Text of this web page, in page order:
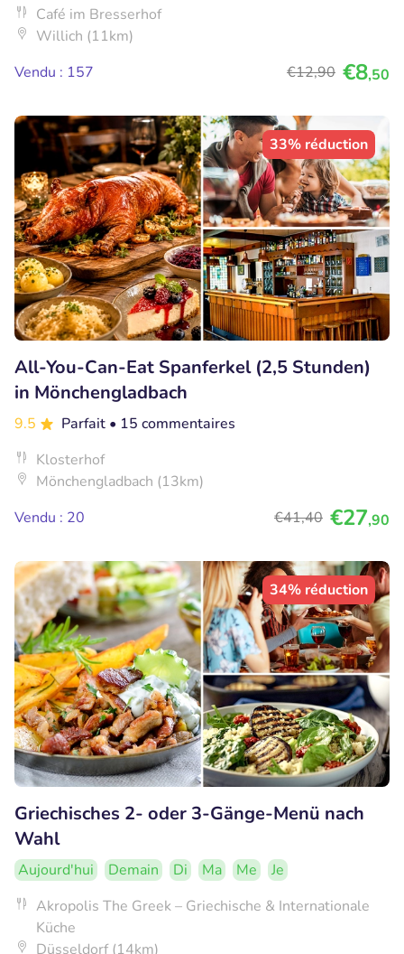
Café im Bresserhof
Willich (11km)
Vendu : 157
€12,90 €8,50
33% réduction
All-You-Can-Eat Spanferkel (2,5 Stunden)
in Mönchengladbach
9.5 Parfait • 15 commentaires
Klosterhof
Mönchengladbach (13km)
Vendu : 20
€41,40 €27,90
34% réduction
Griechisches 2- oder 3-Gänge-Menü nach
Wahl
Aujourd'hui Demain Di Ma Me
Je
Akropolis The Greek – Griechische & Internationale
Küche
Düsseldorf (14km)